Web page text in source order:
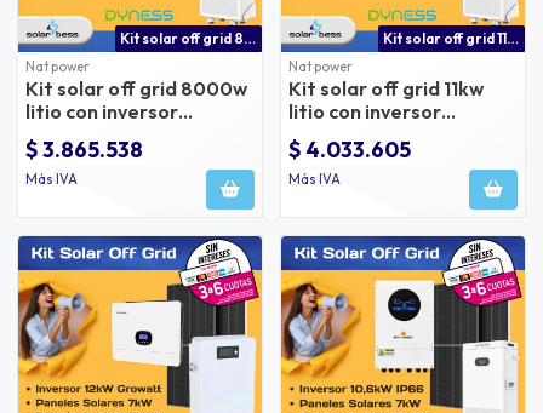
Kit solar off grid 8kw litio con inversor natpower | sistema solar autónomo con batería dyness y paneles amerisolar
Nat power
Kit solar off grid 8000w
litio con inversor
natpower
$ 3.865.538
Más IVA
Kit solar off grid 11kw litio | sistema solar autónomo de alta potencia
Nat power
Kit solar off grid 11kw
litio con inversor
natpower
$ 4.033.605
Más IVA